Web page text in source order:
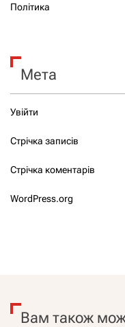
Політика
Мета
Увійти
Стрічка записів
Стрічка коментарів
WordPress.org
Вам також